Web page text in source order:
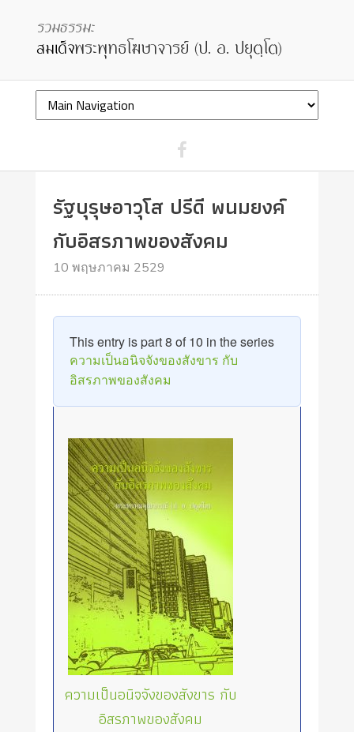
รัฐบุรุษอาวุโส ปรีดี พนมยงค์
กับอิสรภาพของสังคม
10 พฤษภาคม 2529
This entry is part 8 of 10 in the series
ความเป็นอนิจจังของสังขาร กับ
อิสรภาพของสังคม
ความเป็นอนิจจังของสังขาร กับ
อิสรภาพของสังคม